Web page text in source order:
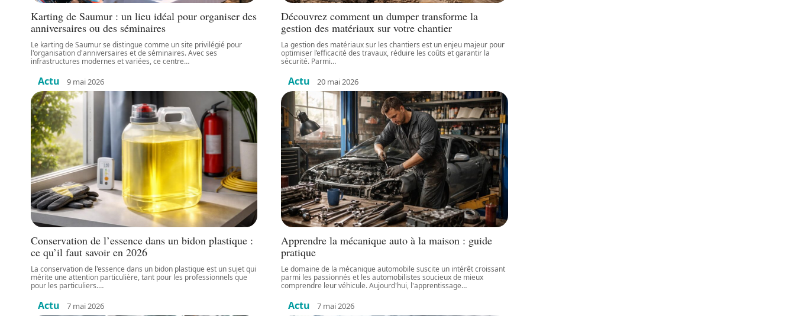
Karting de Saumur : un lieu idéal pour organiser des
anniversaires ou des séminaires
Le karting de Saumur se distingue comme un site privilégié pour
l'organisation d'anniversaires et de séminaires. Avec ses
infrastructures modernes et variées, ce centre…
Actu 9 mai 2026
Découvrez comment un dumper transforme la
gestion des matériaux sur votre chantier
La gestion des matériaux sur les chantiers est un enjeu majeur pour
optimiser l’efficacité des travaux, réduire les coûts et garantir la
sécurité. Parmi…
Actu 20 mai 2026
Conservation de l’essence dans un bidon plastique :
ce qu’il faut savoir en 2026
La conservation de l'essence dans un bidon plastique est un sujet qui
mérite une attention particulière, tant pour les professionnels que
pour les particuliers.…
Actu 7 mai 2026
Apprendre la mécanique auto à la maison : guide
pratique
Le domaine de la mécanique automobile suscite un intérêt croissant
parmi les passionnés et les automobilistes soucieux de mieux
comprendre leur véhicule. Aujourd'hui, l'apprentissage…
Actu 7 mai 2026